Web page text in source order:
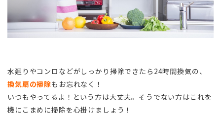
水廻りやコンロなどがしっかり掃除できたら24時間換気の、
換気扇の掃除もお忘れなく！
いつもやってるよ！という方は大丈夫。そうでない方はこれを
機にこまめに掃除を心掛けましょう！